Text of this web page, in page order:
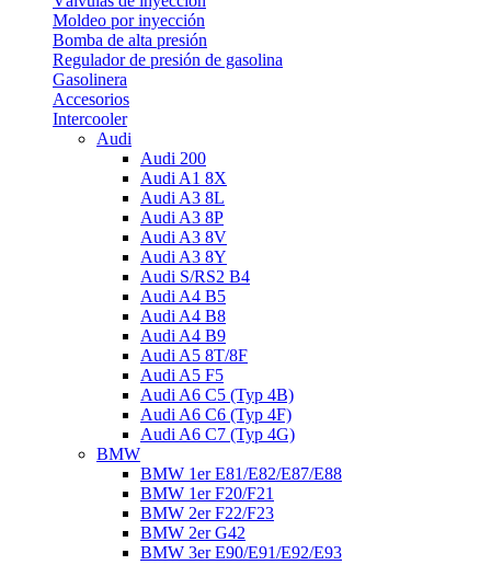
Moldeo por inyección
Bomba de alta presión
Regulador de presión de gasolina
Gasolinera
Accesorios
Intercooler
Audi
Audi 200
Audi A1 8X
Audi A3 8L
Audi A3 8P
Audi A3 8V
Audi A3 8Y
Audi S/RS2 B4
Audi A4 B5
Audi A4 B8
Audi A4 B9
Audi A5 8T/8F
Audi A5 F5
Audi A6 C5 (Typ 4B)
Audi A6 C6 (Typ 4F)
Audi A6 C7 (Typ 4G)
BMW
BMW 1er E81/E82/E87/E88
BMW 1er F20/F21
BMW 2er F22/F23
BMW 2er G42
BMW 3er E90/E91/E92/E93